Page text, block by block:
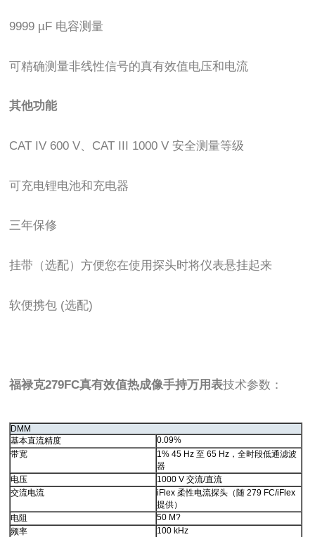
9999 µF 电容测量
可精确测量非线性信号的真有效值电压和电流
其他功能
CAT IV 600 V、CAT III 1000 V 安全测量等级
可充电锂电池和充电器
三年保修
挂带（选配）方便您在使用探头时将仪表悬挂起来
软便携包 (选配)
福禄克279FC真有效值热成像手持万用表技术参数：
DMM
基本直流精度
0.09%
带宽
1% 45 Hz 至 65 Hz，全时段低通滤波
器
电压
1000 V 交流/直流
交流电流
iFlex 柔性电流探头（随 279 FC/iFlex
提供）
电阻
50 M?
频率
100 kHz